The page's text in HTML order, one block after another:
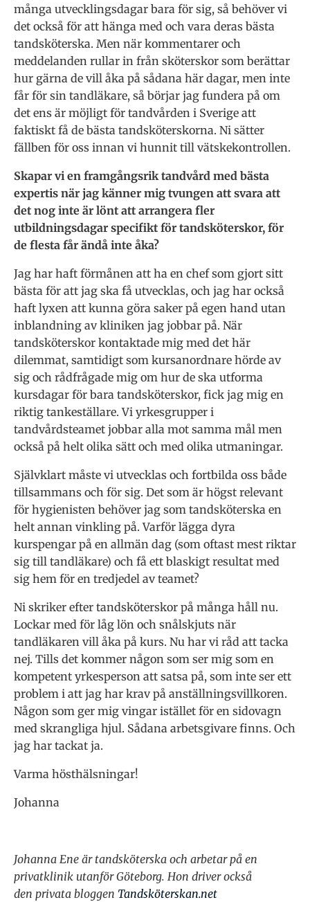
många utvecklingsdagar bara för sig, så behöver vi
det också för att hänga med och vara deras bästa
tandsköterska. Men när kommentarer och
meddelanden rullar in från sköterskor som berättar
hur gärna de vill åka på sådana här dagar, men inte
får för sin tandläkare, så börjar jag fundera på om
det ens är möjligt för tandvården i Sverige att
faktiskt få de bästa tandsköterskorna. Ni sätter
fällben för oss innan vi hunnit till vätskekontrollen.
Skapar vi en framgångsrik tandvård med bästa
expertis när jag känner mig tvungen att svara att
det nog inte är lönt att arrangera fler
utbildningsdagar specifikt för tandsköterskor, för
de flesta får ändå inte åka?
Jag har haft förmånen att ha en chef som gjort sitt
bästa för att jag ska få utvecklas, och jag har också
haft lyxen att kunna göra saker på egen hand utan
inblandning av kliniken jag jobbar på. När
tandsköterskor kontaktade mig med det här
dilemmat, samtidigt som kursanordnare hörde av
sig och rådfrågade mig om hur de ska utforma
kursdagar för bara tandsköterskor, fick jag mig en
riktig tankeställare. Vi yrkesgrupper i
tandvårdsteamet jobbar alla mot samma mål men
också på helt olika sätt och med olika utmaningar.
Självklart måste vi utvecklas och fortbilda oss både
tillsammans och för sig. Det som är högst relevant
för hygienisten behöver jag som tandsköterska en
helt annan vinkling på. Varför lägga dyra
kurspengar på en allmän dag (som oftast mest riktar
sig till tandläkare) och få ett blaskigt resultat med
sig hem för en tredjedel av teamet?
Ni skriker efter tandsköterskor på många håll nu.
Lockar med för låg lön och snålskjuts när
tandläkaren vill åka på kurs. Nu har vi råd att tacka
nej. Tills det kommer någon som ser mig som en
kompetent yrkesperson att satsa på, som inte ser ett
problem i att jag har krav på anställningsvillkoren.
Någon som ger mig vingar istället för en sidovagn
med skrangliga hjul. Sådana arbetsgivare finns. Och
jag har tackat ja.
Varma hösthälsningar!
Johanna
Johanna Ene är tandsköterska och arbetar på en
privatklinik utanför Göteborg. Hon driver också
den privata bloggen Tandsköterskan.net